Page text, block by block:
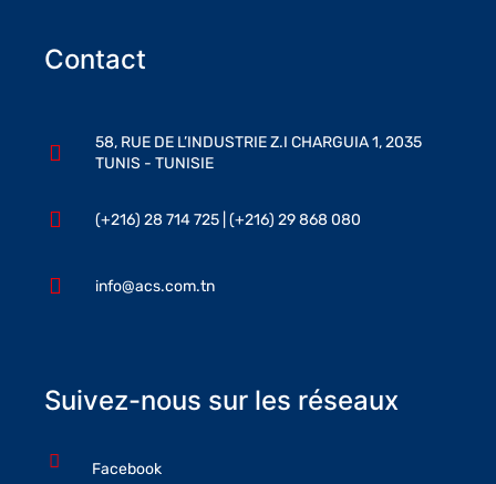
Contact
58, RUE DE L’INDUSTRIE Z.I CHARGUIA 1, 2035
TUNIS - TUNISIE
(+216) 28 714 725 | (+216) 29 868 080
info@acs.com.tn
Suivez-nous sur les réseaux
Facebook